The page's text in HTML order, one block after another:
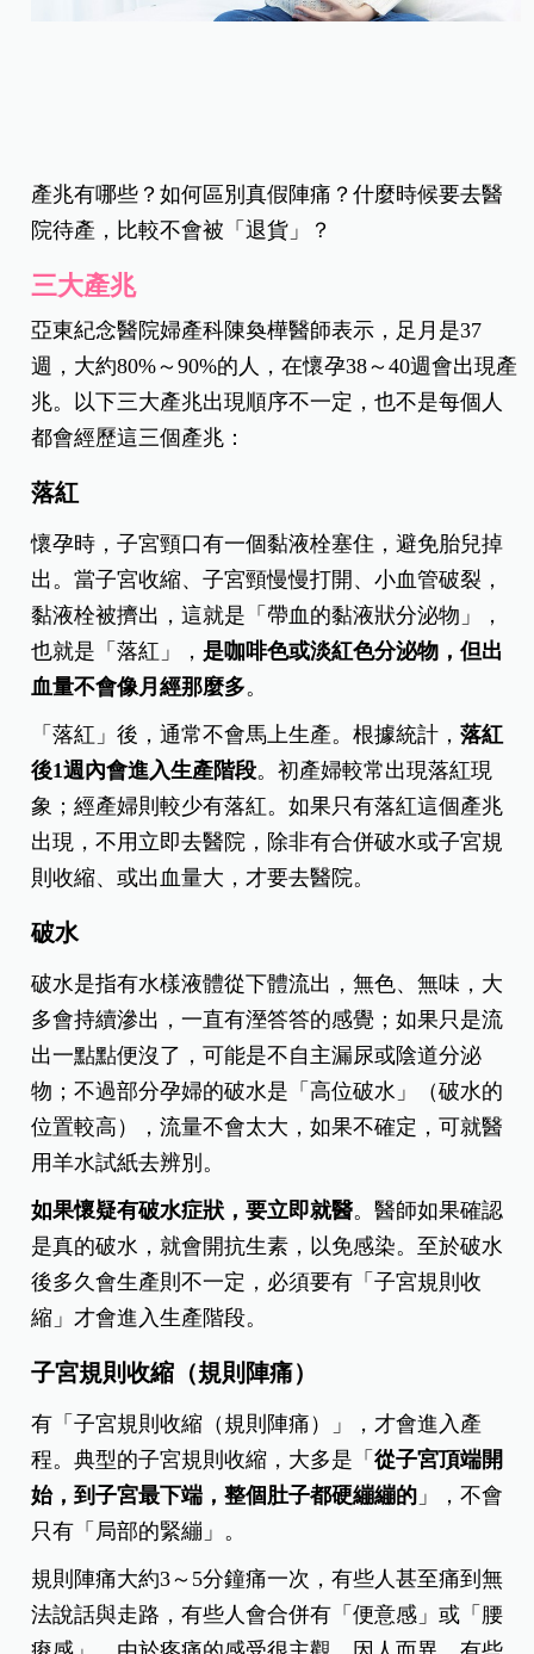
產兆有哪些？如何區別真假陣痛？什麼時候要去醫
院待產，比較不會被「退貨」？
三大產兆
亞東紀念醫院婦產科陳奐樺醫師表示，足月是37
週，大約80%～90%的人，在懷孕38～40週會出現產
兆。以下三大產兆出現順序不一定，也不是每個人
都會經歷這三個產兆：
落紅
懷孕時，子宮頸口有一個黏液栓塞住，避免胎兒掉
出。當子宮收縮、子宮頸慢慢打開、小血管破裂，
黏液栓被擠出，這就是「帶血的黏液狀分泌物」，
也就是「落紅」， 是咖啡色或淡紅色分泌物，但出
血量不會像月經那麼多。
「落紅」後，通常不會馬上生產。根據統計，落紅
後1週內會進入生產階段。初產婦較常出現落紅現
象；經產婦則較少有落紅。如果只有落紅這個產兆
出現，不用立即去醫院，除非有合併破水或子宮規
則收縮、或出血量大，才要去醫院。
破水
破水是指有水樣液體從下體流出，無色、無味，大
多會持續滲出，一直有溼答答的感覺；如果只是流
出一點點便沒了，可能是不自主漏尿或陰道分泌
物；不過部分孕婦的破水是「高位破水」（破水的
位置較高），流量不會太大，如果不確定，可就醫
用羊水試紙去辨別。
如果懷疑有破水症狀，要立即就醫。醫師如果確認
是真的破水，就會開抗生素，以免感染。至於破水
後多久會生產則不一定，必須要有「子宮規則收
縮」才會進入生產階段。
子宮規則收縮（規則陣痛）
有「子宮規則收縮（規則陣痛）」，才會進入產
程。典型的子宮規則收縮，大多是「從子宮頂端開
始，到子宮最下端，整個肚子都硬繃繃的 」，不會
只有「局部的緊繃」。
規則陣痛大約3～5分鐘痛一次，有些人甚至痛到無
法說話與走路，有些人會合併有「便意感」或「腰